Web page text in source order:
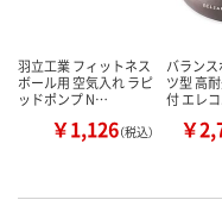
羽立工業 フィットネス
ボール用 空気入れ ラピ
ッドポンプ N…
￥1,126（税込）
バラン
ツ型 高
付 エレ
￥